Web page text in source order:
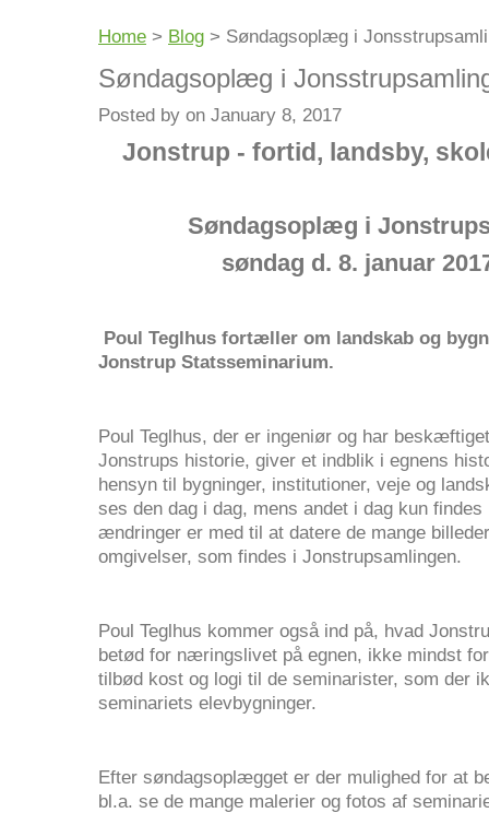
Home > Blog > Søndagsoplæg i
Søndagsoplæg i
Posted by on January 8, 2017
Jonstrup - fortid, landsby,
Søndagsoplæg i
søndag d. 8. januar
Poul Teglhus fortæller om landskab og
Jonstrup Statsseminarium.
Poul Teglhus, der er ingeniør og har
Jonstrups historie, giver et indblik i egnens
hensyn til bygninger, institutioner, veje og
ses den dag i dag, mens andet i dag kun
ændringer er med til at datere de mange
omgivelser, som findes i Jonstrupsamlin­gen.
Poul Teglhus kommer også ind på, hvad
betød for næringslivet på egnen, ikke mindst
tilbød kost og logi til de seminarister, som der
seminariets elevbygninger.
Efter søndagsoplægget er der mulighed for at
bl.a. se de mange malerier og fotos af